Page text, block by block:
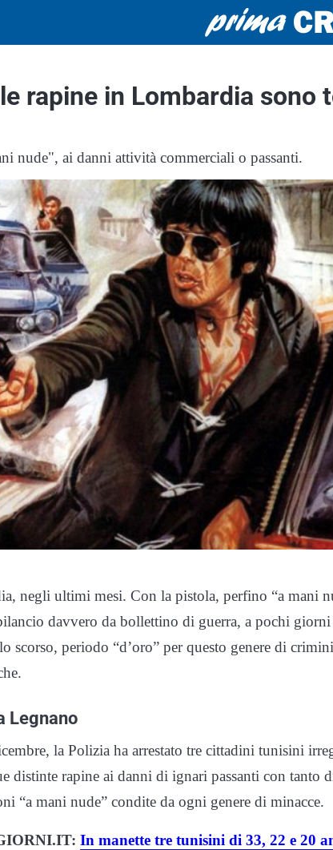
rapine in Lombardia sono
nude", ai danni attività commerciali o passanti.
negli ultimi mesi. Con la pistola, perfino “a mani
davvero da bollettino di guerra, a pochi
scorso, periodo “d’oro” per questo genere di
Legnano
la Polizia ha arrestato tre cittadini tunisini
distinte rapine ai danni di ignari passanti con tanto
“a mani nude” condite da ogni genere di minacce.
In manette tre tunisini di 33, 22 e 20